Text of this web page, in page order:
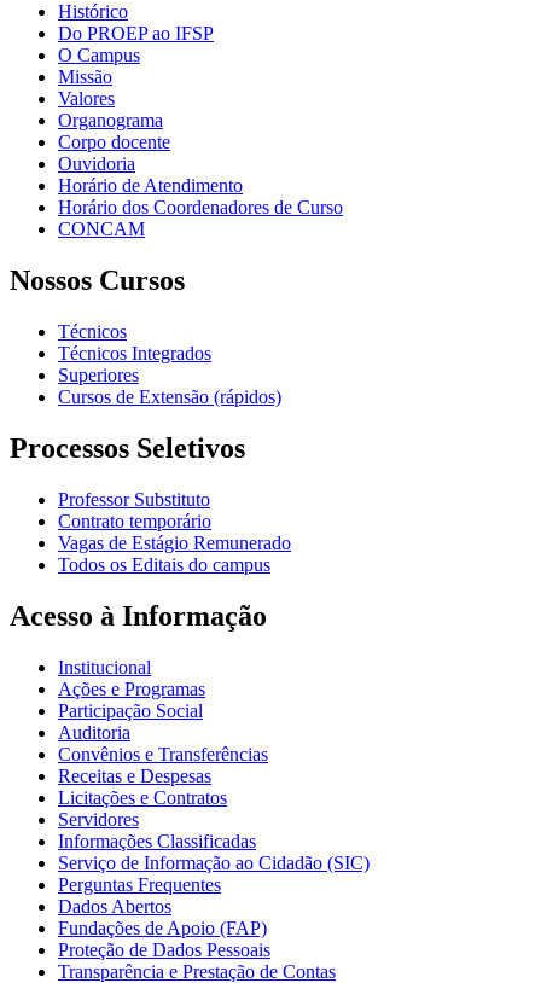
Histórico
Do PROEP ao IFSP
O Campus
Missão
Valores
Organograma
Corpo docente
Ouvidoria
Horário de Atendimento
Horário dos Coordenadores de Curso
CONCAM
Nossos Cursos
Técnicos
Técnicos Integrados
Superiores
Cursos de Extensão (rápidos)
Processos Seletivos
Professor Substituto
Contrato temporário
Vagas de Estágio Remunerado
Todos os Editais do campus
Acesso à Informação
Institucional
Ações e Programas
Participação Social
Auditoria
Convênios e Transferências
Receitas e Despesas
Licitações e Contratos
Servidores
Informações Classificadas
Serviço de Informação ao Cidadão (SIC)
Perguntas Frequentes
Dados Abertos
Fundações de Apoio (FAP)
Proteção de Dados Pessoais
Transparência e Prestação de Contas